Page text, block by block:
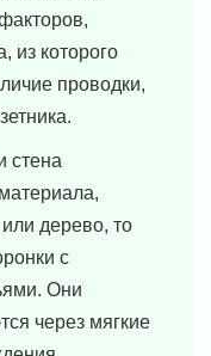
из которого
проводки,
стена
или дерево, то
с
Они
через мягкие